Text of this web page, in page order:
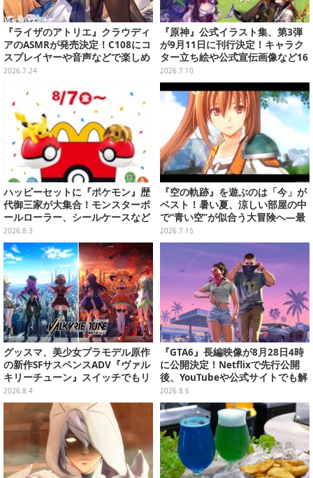
『ライザのアトリエ』クラウディ
アのASMRが発売決定！C108にコ
スプレイヤーや音声などで楽しめ
るブースを出展
2026.7.24
『原神』公式イラスト集、第3弾
が9月11日に刊行決定！キャラク
ター立ち絵や公式宣伝画像など16
0点以上を収録
2026.7.10
ハッピーセットに『ポケモン』歴
代御三家が大集合！モンスターボ
ールローラー、シールケースなど
全12種が8月7日より順次提供
2026.8.3
『空の軌跡』を遊ぶのは「今」が
ベスト！暑い夏、涼しい部屋の中
で“青い空”が似合う大冒険へ―最
安値でセール中の『the 1st』か
ら新作『空の軌跡 the 2nd』まで
駆け抜けよう
2026.7.15
グッスマ、美少女プラモデル原作
の新作SFサスペンスADV『ヴァル
キリーチューン』スイッチでもリ
リース決定―Steam版サントラも
発売中
2026.8.4
『GTA6』長編映像が8月28日4時
に公開決定！Netflixで先行公開
後、YouTubeや公式サイトでも解
禁
2026.8.6